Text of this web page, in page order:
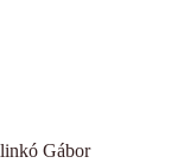
Gábor